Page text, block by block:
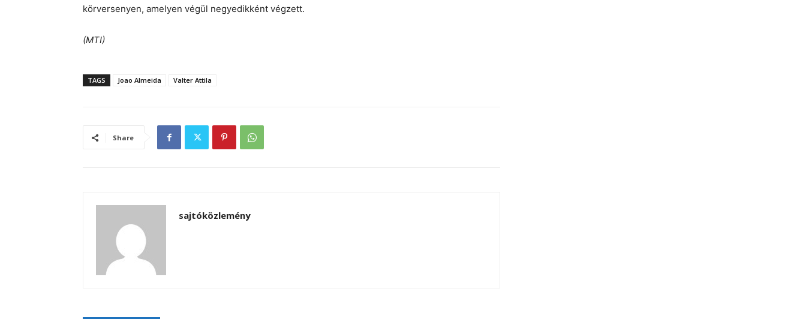
körversenyen, amelyen végül negyedikként végzett.
(MTI)
TAGS Joao Almeida Valter Attila
Share
sajtóközlemény